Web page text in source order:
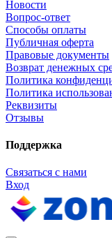
Новости
Вопрос-ответ
Способы оплаты
Публичная оферта
Правовые документы
Возврат денежных
Политика
Политика
Реквизиты
Отзывы
Поддержка
Связаться с нами
Вход